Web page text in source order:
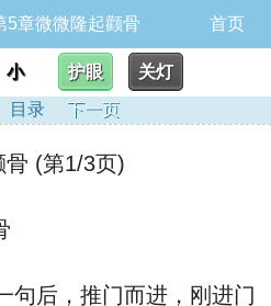
5章微微隆起颧骨 首页
小 护眼
关灯
目录 下一页
(第1/3页)